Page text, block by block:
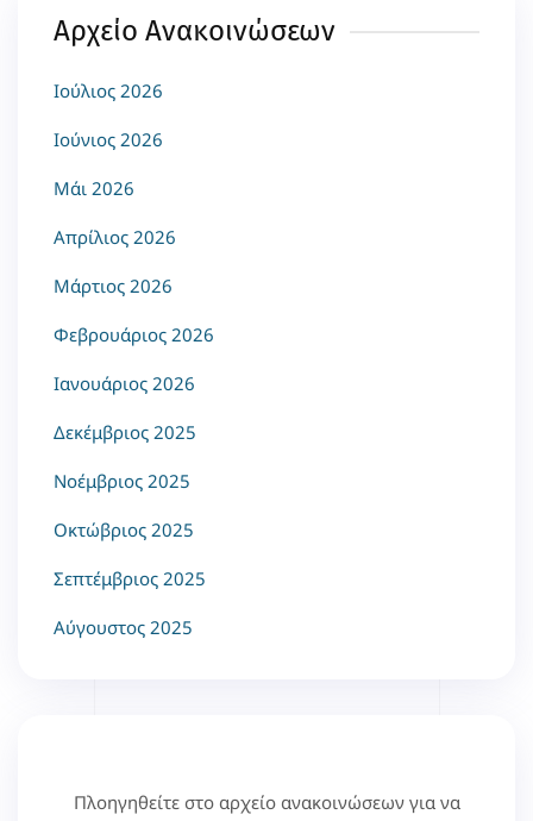
Αρχείο Ανακοινώσεων
Ιούλιος 2026
Ιούνιος 2026
Μάι 2026
Απρίλιος 2026
Μάρτιος 2026
Φεβρουάριος 2026
Ιανουάριος 2026
Δεκέμβριος 2025
Νοέμβριος 2025
Οκτώβριος 2025
Σεπτέμβριος 2025
Αύγουστος 2025
Πλοηγηθείτε στο αρχείο ανακοινώσεων για να